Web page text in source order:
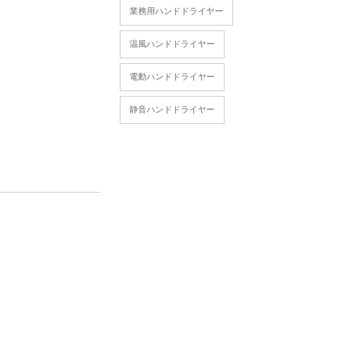
業務用ハンドドライヤー
温風ハンドドライヤー
電動ハンドドライヤー
静音ハンドドライヤー